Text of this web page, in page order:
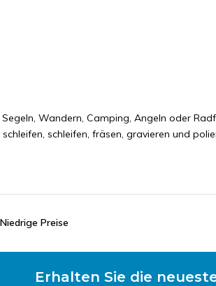
Wandern, Camping, Angeln oder
schleifen, fräsen, gravieren und
Niedrige Preise
Erhalten Sie die